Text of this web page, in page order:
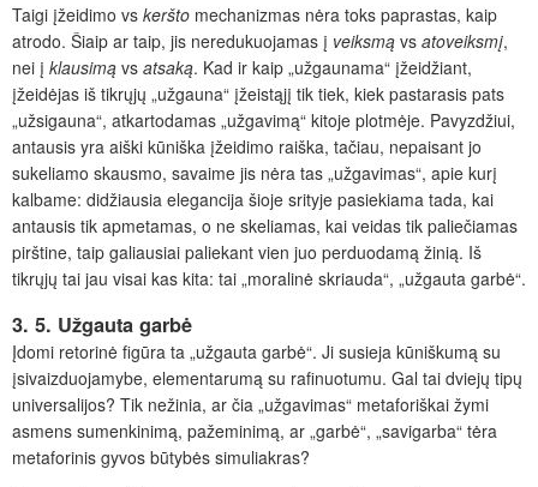
Taigi įžeidimo vs keršto mechanizmas nėra toks paprastas, kaip
atrodo. Šiaip ar taip, jis neredukuojamas į veiksmą vs atoveiksmį,
nei į klausimą vs atsaką. Kad ir kaip „užgaunama“ įžeidžiant,
įžeidėjas iš tikrųjų „užgauna“ įžeistąjį tik tiek, kiek pastarasis pats
„užsigauna“, atkartodamas „užgavimą“ kitoje plotmėje. Pavyzdžiui,
antausis yra aiški kūniška įžeidimo raiška, tačiau, nepaisant jo
sukeliamo skausmo, savaime jis nėra tas „užgavimas“, apie kurį
kalbame: didžiausia elegancija šioje srityje pasiekiama tada, kai
antausis tik apmetamas, o ne skeliamas, kai veidas tik paliečiamas
pirštine, taip galiausiai paliekant vien juo perduodamą žinią. Iš
tikrųjų tai jau visai kas kita: tai „moralinė skriauda“, „užgauta garbė“.
3. 5. Užgauta garbė
Įdomi retorinė figūra ta „užgauta garbė“. Ji susieja kūniškumą su
įsivaizduojamybe, elementarumą su rafinuotumu. Gal tai dviejų tipų
universalijos? Tik nežinia, ar čia „užgavimas“ metaforiškai žymi
asmens sumenkinimą, pažeminimą, ar „garbė“, „savigarba“ tėra
metaforinis gyvos būtybės simuliakras?